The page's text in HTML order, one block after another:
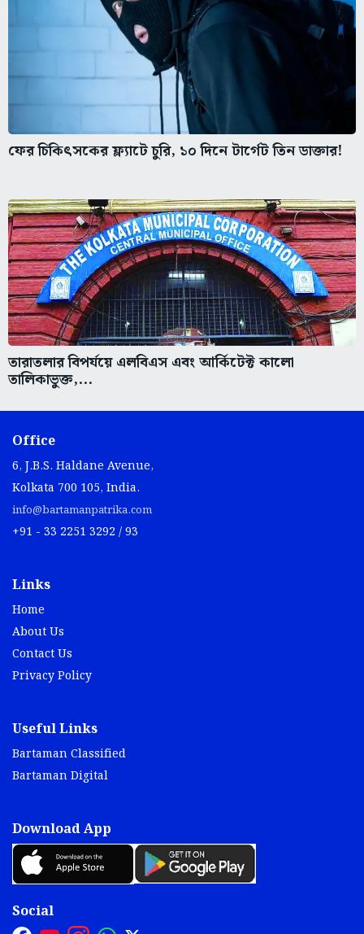
ফের চিকিৎসকের ফ্ল্যাটে চুরি, ১০ দিনে টার্গেট তিন ডাক্তার!
তারাতলার বিপর্যয়ে এলবিএস এবং আর্কিটেক্ট কালো
তালিকাভুক্ত,...
Office
6, J.B.S. Haldane Avenue,
Kolkata 700 105, India.
info@bartamanpatrika.com
+91 - 33 2251 3292 / 93
Links
Home
About Us
Contact Us
Privacy Policy
Useful Links
Bartaman Classified
Bartaman Digital
Download App
Social